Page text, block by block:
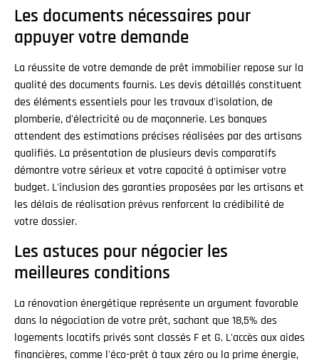
Les documents nécessaires pour
appuyer votre demande
La réussite de votre demande de prêt immobilier repose sur la
qualité des documents fournis. Les devis détaillés constituent
des éléments essentiels pour les travaux d'isolation, de
plomberie, d'électricité ou de maçonnerie. Les banques
attendent des estimations précises réalisées par des artisans
qualifiés. La présentation de plusieurs devis comparatifs
démontre votre sérieux et votre capacité à optimiser votre
budget. L'inclusion des garanties proposées par les artisans et
les délais de réalisation prévus renforcent la crédibilité de
votre dossier.
Les astuces pour négocier les
meilleures conditions
La rénovation énergétique représente un argument favorable
dans la négociation de votre prêt, sachant que 18,5% des
logements locatifs privés sont classés F et G. L'accès aux aides
financières, comme l'éco-prêt à taux zéro ou la prime énergie,